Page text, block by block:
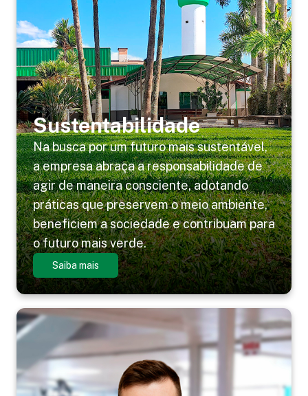
Sustentabilidade
Na busca por um futuro mais sustentável,
a empresa abraça a responsabilidade de
agir de maneira consciente, adotando
práticas que preservem o meio ambiente,
beneficiem a sociedade e contribuam para
o futuro mais verde.
Saiba mais